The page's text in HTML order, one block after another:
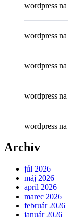
wordpress na
wordpress na
wordpress na
wordpress na
wordpress na
Archív
júl 2026
máj 2026
apríl 2026
marec 2026
február 2026
január 2026